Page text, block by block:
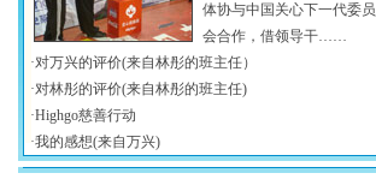
体协与中国关心下一代委员
会合作，借领导干……
·对万兴的评价(来自林彤的班主任）
·对林彤的评价(来自林彤的班主任)
·Highgo慈善行动
·我的感想(来自万兴)